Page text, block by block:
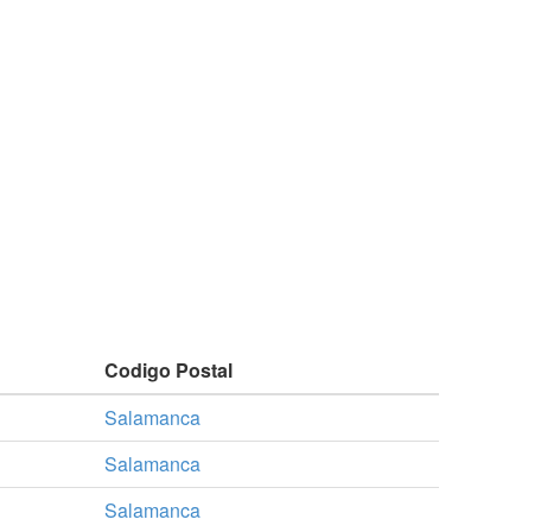
Codigo Postal
Salamanca
Salamanca
Salamanca